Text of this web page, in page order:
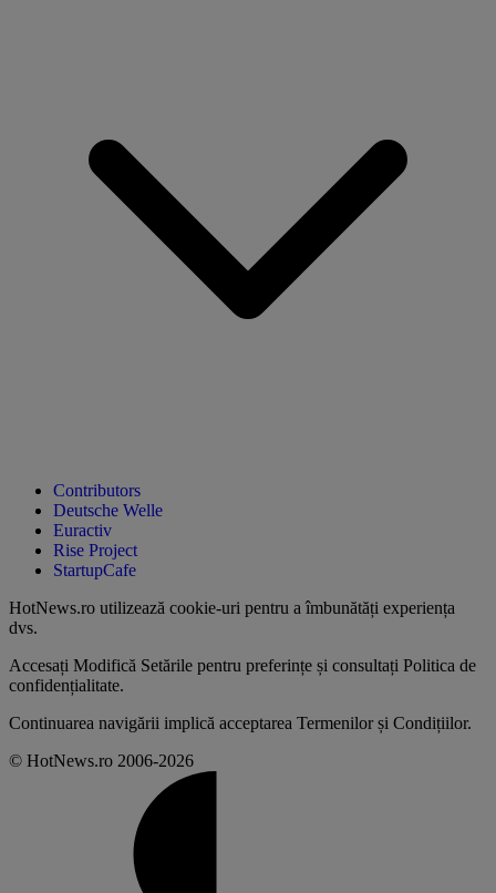
Contributors
Deutsche Welle
Euractiv
Rise Project
StartupCafe
HotNews.ro utilizează cookie-uri pentru a îmbunătăți experiența
dvs.
Accesați Modifică Setările pentru preferințe și consultați Politica de
confidențialitate.
Continuarea navigării implică acceptarea Termenilor și Condițiilor.
© HotNews.ro 2006-2026